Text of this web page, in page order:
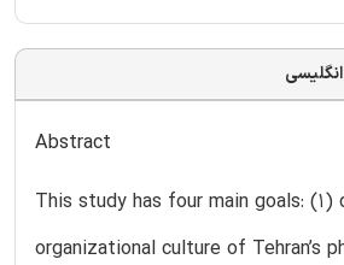
Abstract
This study has four main goals: (1)
organizational culture of Tehran’s